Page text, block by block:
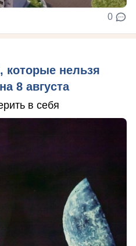
0
которые нельзя
8 августа
в себя